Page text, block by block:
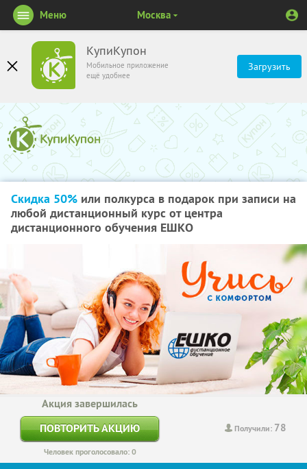
КупиКупон
Мобильное приложение
ещё удобнее
Загрузить
Меню Москва
Скидка 50% или полкурса в подарок при записи на
любой дистанционный курс от центра
дистанционного обучения ЕШКО
Получили: 78
Акция завершилась
ПОВТОРИТЬ АКЦИЮ
Человек проголосовало: 0